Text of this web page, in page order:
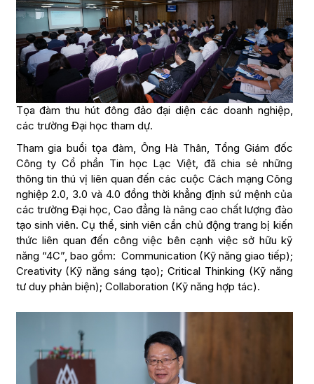
Tọa đàm thu hút đông đảo đại diện các doanh nghiệp,
các trường Đại học tham dự.
Tham gia buổi tọa đàm, Ông Hà Thân, Tổng Giám đốc
Công ty Cổ phần Tin học Lạc Việt, đã chia sẻ những
thông tin thú vị liên quan đến các cuộc Cách mạng Công
nghiệp 2.0, 3.0 và 4.0 đồng thời khẳng định sứ mệnh của
các trường Đại học, Cao đẳng là nâng cao chất lượng đào
tạo sinh viên. Cụ thể, sinh viên cần chủ động trang bị kiến
thức liên quan đến công việc bên cạnh việc sở hữu kỹ
năng “4C”, bao gồm: Communication (Kỹ năng giao tiếp);
Creativity (Kỹ năng sáng tạo); Critical Thinking (Kỹ năng
tư duy phản biện); Collaboration (Kỹ năng hợp tác).